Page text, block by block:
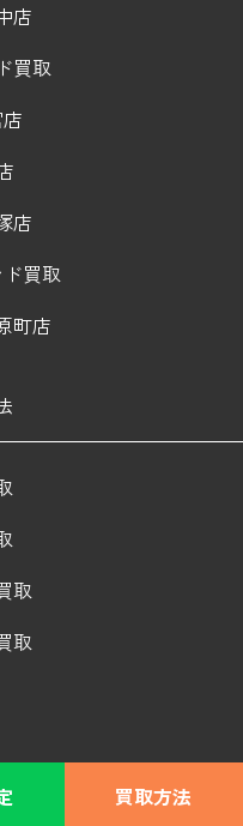
買取方法
店
買取
店
買取
町店
取
取
All Rights Reserved.